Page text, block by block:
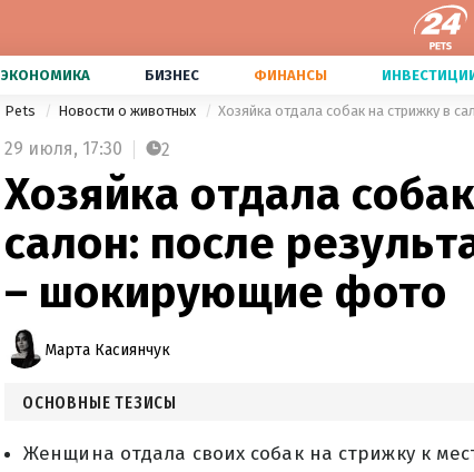
ЭКОНОМИКА БИЗНЕС ФИНАНСЫ
Pets Новости о животных Хозяйка отдала собак на стрижку в
29 июля, 17:30 2
Хозяйка отдала
салон: после
– шокирующие фото
Марта Касиянчук
ОСНОВНЫЕ ТЕЗИСЫ
Женщина отдала своих собак на стрижку к